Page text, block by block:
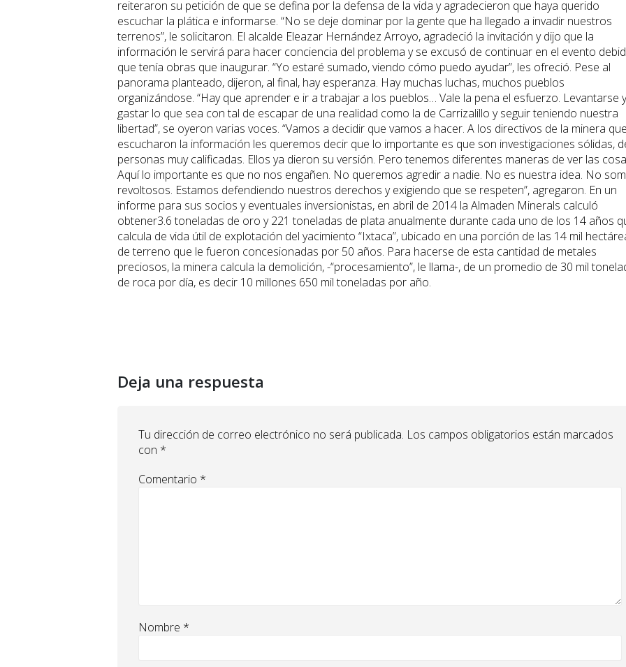
reiteraron su petición de que se defina por la defensa de la vida y agradecieron que haya querido
escuchar la plática e informarse. “No se deje dominar por la gente que ha llegado a invadir nuestros
terrenos”, le solicitaron. El alcalde Eleazar Hernández Arroyo, agradeció la invitación y dijo que la
información le servirá para hacer conciencia del problema y se excusó de continuar en el evento
que tenía obras que inaugurar. “Yo estaré sumado, viendo cómo puedo ayudar”, les ofreció. Pese al
panorama planteado, dijeron, al final, hay esperanza. Hay muchas luchas, muchos pueblos
organizándose. “Hay que aprender e ir a trabajar a los pueblos… Vale la pena el esfuerzo. Levantarse y
gastar lo que sea con tal de escapar de una realidad como la de Carrizalillo y seguir teniendo nuestra
libertad”, se oyeron varias voces. “Vamos a decidir que vamos a hacer. A los directivos de la minera que
escucharon la información les queremos decir que lo importante es que son investigaciones sólidas,
personas muy calificadas. Ellos ya dieron su versión. Pero tenemos diferentes maneras de ver las
Aquí lo importante es que no nos engañen. No queremos agredir a nadie. No es nuestra idea. No
revoltosos. Estamos defendiendo nuestros derechos y exigiendo que se respeten”, agregaron. En un
informe para sus socios y eventuales inversionistas, en abril de 2014 la Almaden Minerals calculó
obtener3.6 toneladas de oro y 221 toneladas de plata anualmente durante cada uno de los 14 años
calcula de vida útil de explotación del yacimiento “Ixtaca”, ubicado en una porción de las 14 mil
de terreno que le fueron concesionadas por 50 años. Para hacerse de esta cantidad de metales
preciosos, la minera calcula la demolición, -“procesamiento”, le llama-, de un promedio de 30 mil
de roca por día, es decir 10 millones 650 mil toneladas por año.
Deja una respuesta
Tu dirección de correo electrónico no será publicada. Los campos obligatorios están marcados
con *
Comentario *
Nombre *